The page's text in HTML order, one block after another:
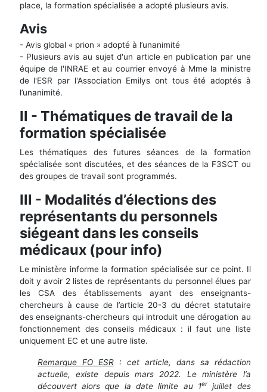
place, la formation spécialisée a adopté plusieurs avis.
Avis
- Avis global « prion » adopté à l’unanimité
- Plusieurs avis au sujet d'un article en publication par une
équipe de l'INRAE et au courrier envoyé à Mme la ministre
de l'ESR par l'Association Emilys ont tous été adoptés à
l’unanimité.
II - Thématiques de travail de la
formation spécialisée
Les thématiques des futures séances de la formation
spécialisée sont discutées, et des séances de la F3SCT ou
des groupes de travail sont programmés.
III - Modalités d’élections des
représentants du personnels
siégeant dans les conseils
médicaux (pour info)
Le ministère informe la formation spécialisée sur ce point. Il
doit y avoir 2 listes de représentants du personnel élues par
les CSA des établissements ayant des enseignants-
chercheurs à cause de l’article 20-3 du décret statutaire
des enseignants-chercheurs qui introduit une dérogation au
fonctionnement des conseils médicaux : il faut une liste
uniquement EC et une autre liste.
Remarque FO ESR: cet article, dans sa rédaction
actuelle, existe depuis mars 2022. Le ministère l’a
découvert alors que la date limite au 1er
juillet des